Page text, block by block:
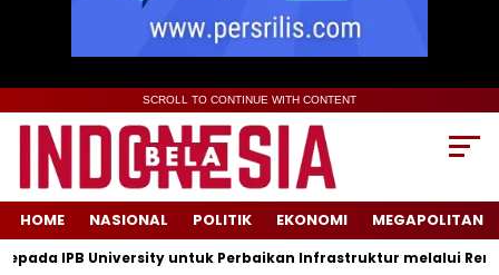
SCROLL TO CONTINUE WITH CONTENT
HOME NASIONAL POLITIK EKONOMI MEGAPOLITAN
IPB University untuk Perbaikan Infrastruktur melalui